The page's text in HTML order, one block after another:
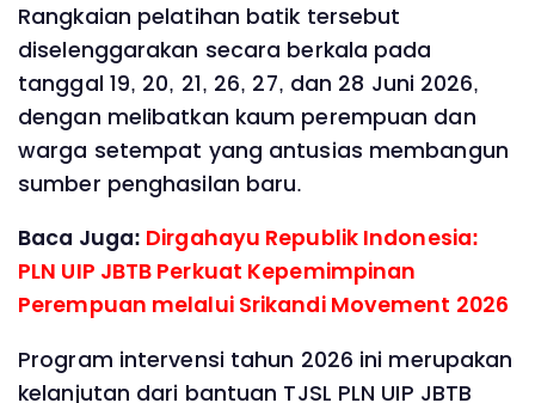
Rangkaian pelatihan batik tersebut
diselenggarakan secara berkala pada
tanggal 19, 20, 21, 26, 27, dan 28 Juni 2026,
dengan melibatkan kaum perempuan dan
warga setempat yang antusias membangun
sumber penghasilan baru.
Baca Juga: Dirgahayu Republik Indonesia:
PLN UIP JBTB Perkuat Kepemimpinan
Perempuan melalui Srikandi Movement 2026
Program intervensi tahun 2026 ini merupakan
kelanjutan dari bantuan TJSL PLN UIP JBTB